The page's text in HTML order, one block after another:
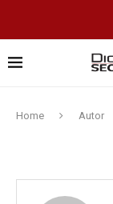
Home Autor